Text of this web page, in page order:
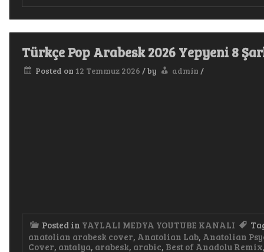
Türkçe Pop Arabesk 2026 Yepyeni 8
Posted on 12 Temmuz 2026 /by admin /
Posted in YAYLALI MEDYA YOUTUBE KANALI
anatolian arabesk cover, Anatolian Lab, Anatolian
Cover, antalya, arabesk, arabic, Best of Anadolu Remix,